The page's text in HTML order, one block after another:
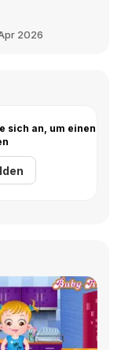
2026
sich an, um einen